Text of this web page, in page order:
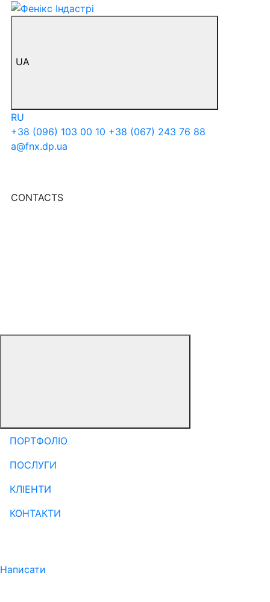
UA
RU
+38 (096) 103 00 10 +38 (067) 243 76 88
a@fnx.dp.ua
CONTACTS
ПОРТФОЛІО
ПОСЛУГИ
КЛІЕНТИ
КОНТАКТИ
Написати